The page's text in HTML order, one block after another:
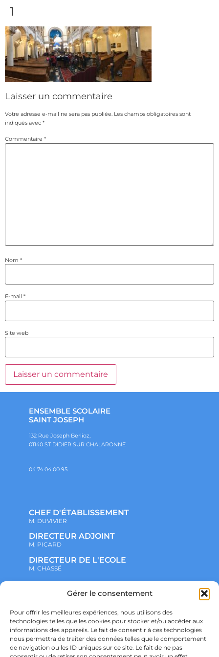
Gérer le consentement
Pour offrir les meilleures expériences, nous utilisons des
technologies telles que les cookies pour stocker et/ou accéder aux
informations des appareils. Le fait de consentir à ces technologies
nous permettra de traiter des données telles que le comportement
de navigation ou les ID uniques sur ce site. Le fait de ne pas
1
Laisser un commentaire
Votre adresse e-mail ne sera pas publiée. Les champs obligatoires sont
indiqués avec *
Commentaire *
Nom *
E-mail *
Site web
ENSEMBLE SCOLAIRE
SAINT JOSEPH
132 Rue Joseph Berlioz,
01140 ST DIDIER SUR CHALARONNE
04 74 04 00 95
CHEF D'ÉTABLISSEMENT
M. DUVIVIER
DIRECTEUR ADJOINT
M. PICARD
DIRECTEUR DE L'ECOLE
M. CHASSÉ
NOTRE ENSEMBLE SCOLAIRE
ADMINISTRATIF
VIE ASSOCIATIVE
PARTENARIATS
CONTACT
PRÉ-INSCRIPTION
ÉCOLE